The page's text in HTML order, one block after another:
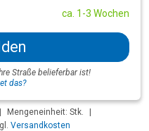
ca. 1-3 Wochen
Straße belieferbar ist!
das?
| Mengeneinheit: Stk.
|
Versandkosten